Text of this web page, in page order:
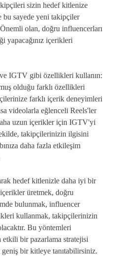
sizin hedef kitlenize
bu sayede yeni takipçiler
olan, doğru influencerları
yapacağınız içerikleri
IGTV gibi özellikleri kullanın:
olduğu farklı özellikleri
farklı içerik deneyimleri
videolarla eğlenceli Reels'ler
uzun içerikler için IGTV'yi
takipçilerinizin ilgisini
daha fazla etkileşim
hedef kitlenizle daha iyi bir
üretmek, doğru
bulunmak, influencer
kullanmak, takipçilerinizin
Bu yöntemleri
bir pazarlama stratejisi
bir kitleye tanıtabilirsiniz.